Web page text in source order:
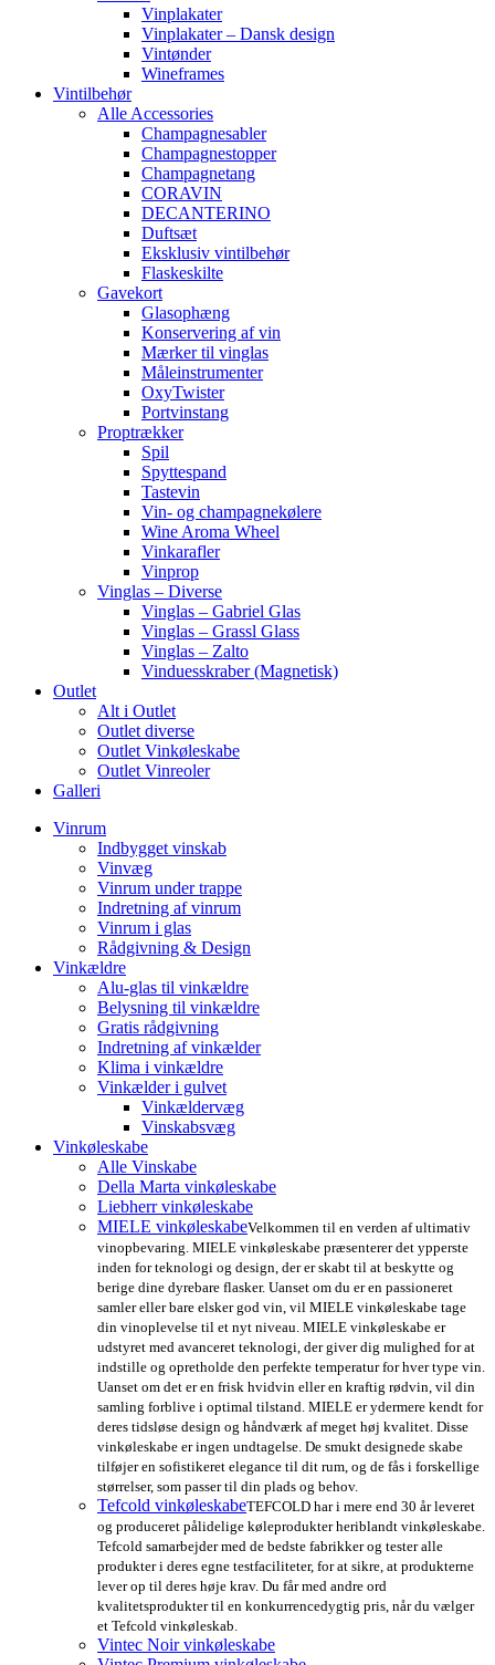
Vinplakater
Vinplakater – Dansk design
Vintønder
Wineframes
Vintilbehør
Alle Accessories
Champagnesabler
Champagnestopper
Champagnetang
CORAVIN
DECANTERINO
Duftsæt
Eksklusiv vintilbehør
Flaskeskilte
Gavekort
Glasophæng
Konservering af vin
Mærker til vinglas
Måleinstrumenter
OxyTwister
Portvinstang
Proptrækker
Spil
Spyttespand
Tastevin
Vin- og champagnekølere
Wine Aroma Wheel
Vinkarafler
Vinprop
Vinglas – Diverse
Vinglas – Gabriel Glas
Vinglas – Grassl Glass
Vinglas – Zalto
Vinduesskraber (Magnetisk)
Outlet
Alt i Outlet
Outlet diverse
Outlet Vinkøleskabe
Outlet Vinreoler
Galleri
Vinrum
Indbygget vinskab
Vinvæg
Vinrum under trappe
Indretning af vinrum
Vinrum i glas
Rådgivning & Design
Vinkældre
Alu-glas til vinkældre
Belysning til vinkældre
Gratis rådgivning
Indretning af vinkælder
Klima i vinkældre
Vinkælder i gulvet
Vinkældervæg
Vinskabsvæg
Vinkøleskabe
Alle Vinskabe
Della Marta vinkøleskabe
Liebherr vinkøleskabe
MIELE vinkøleskabeVelkommen til en verden af ultimativ
vinopbevaring. MIELE vinkøleskabe præsenterer det ypperste
inden for teknologi og design, der er skabt til at beskytte og
berige dine dyrebare flasker. Uanset om du er en passioneret
samler eller bare elsker god vin, vil MIELE vinkøleskabe tage
din vinoplevelse til et nyt niveau. MIELE vinkøleskabe er
udstyret med avanceret teknologi, der giver dig mulighed for at
indstille og opretholde den perfekte temperatur for hver type vin.
Uanset om det er en frisk hvidvin eller en kraftig rødvin, vil din
samling forblive i optimal tilstand. MIELE er ydermere kendt for
deres tidsløse design og håndværk af meget høj kvalitet. Disse
vinkøleskabe er ingen undtagelse. De smukt designede skabe
tilføjer en sofistikeret elegance til dit rum, og de fås i forskellige
størrelser, som passer til din plads og behov.
Tefcold vinkøleskabeTEFCOLD har i mere end 30 år leveret
og produceret pålidelige køleprodukter heriblandt vinkøleskabe.
Tefcold samarbejder med de bedste fabrikker og tester alle
produkter i deres egne testfaciliteter, for at sikre, at produkterne
lever op til deres høje krav. Du får med andre ord
kvalitetsprodukter til en konkurrencedygtig pris, når du vælger
et Tefcold vinkøleskab.
Vintec Noir vinkøleskabe